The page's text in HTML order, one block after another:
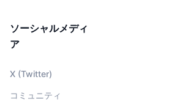
ソーシャルメディ
ア
X (Twitter)
コミュニティ